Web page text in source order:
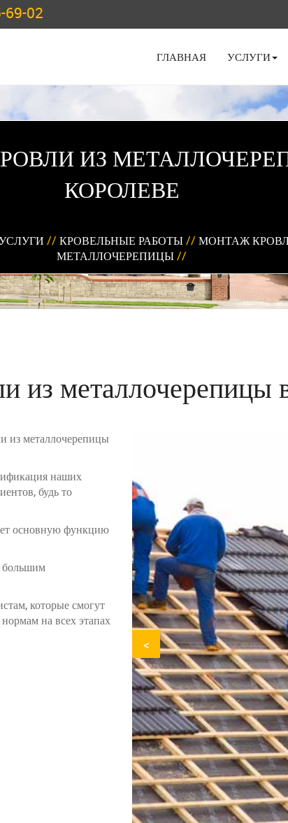
69-02
ГЛАВНАЯ УСЛУГИ
ИЗ
КОРОЛЕВЕ
// КРОВЕЛЬНЫЕ РАБОТЫ // МОНТАЖ
МЕТАЛЛОЧЕРЕПИЦЫ//
из металлочерепицы
из металлочерепицы
наших
будь то
основную функцию
большим
которые смогут
на всех этапах
<